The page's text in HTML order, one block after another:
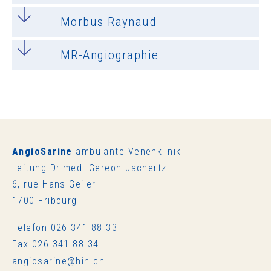
Morbus Raynaud
MR-Angiographie
AngioSarine ambulante Venenklinik
Leitung Dr.med. Gereon Jachertz
6, rue Hans Geiler
1700 Fribourg
Telefon 026 341 88 33
Fax 026 341 88 34
ng
s r n h n ch